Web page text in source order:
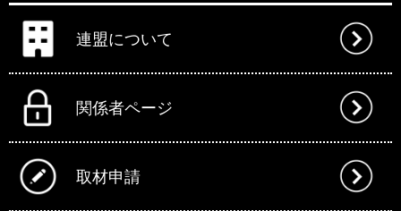
連盟について
関係者ページ
取材申請